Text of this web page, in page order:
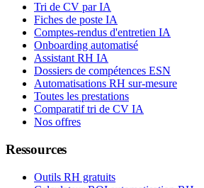
Tri de CV par IA
Fiches de poste IA
Comptes-rendus d'entretien IA
Onboarding automatisé
Assistant RH IA
Dossiers de compétences ESN
Automatisations RH sur-mesure
Toutes les prestations
Comparatif tri de CV IA
Nos offres
Ressources
Outils RH gratuits